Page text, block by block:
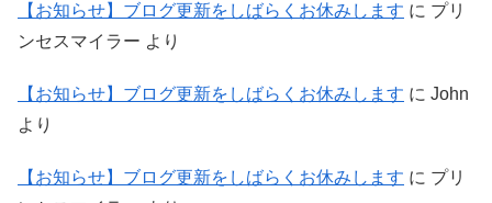
【お知らせ】ブログ更新をしばらくお休みします に プリ
ンセスマイラー より
【お知らせ】ブログ更新をしばらくお休みします に John
より
【お知らせ】ブログ更新をしばらくお休みします に プリ